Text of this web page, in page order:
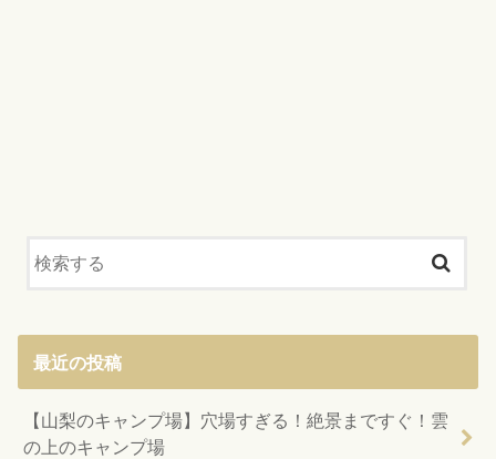
最近の投稿
【山梨のキャンプ場】穴場すぎる！絶景まですぐ！雲
の上のキャンプ場